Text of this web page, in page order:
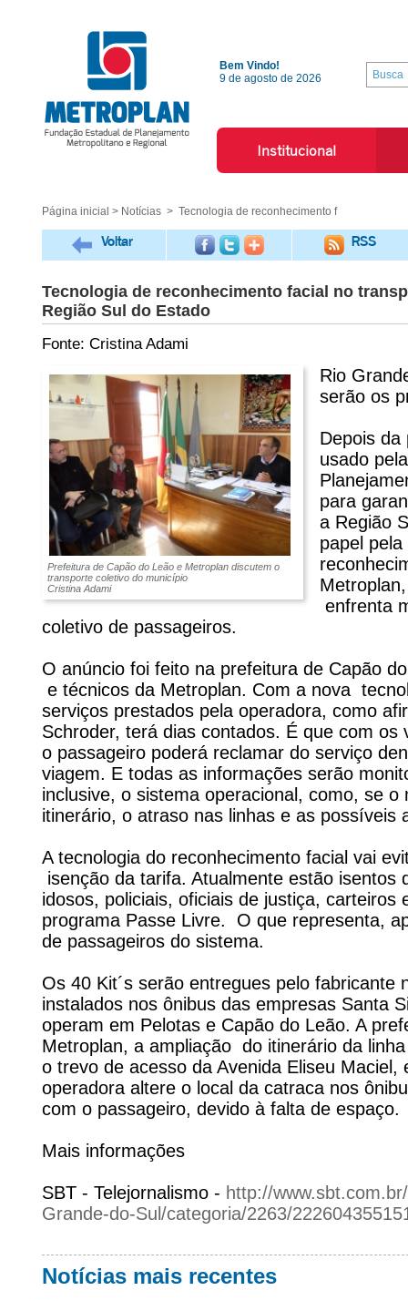
Bem Vindo!
9 de agosto de 2026
Institucional
Página inicial > Notícias > Tecnologia de reconhecimento f
Voltar RSS
Tecnologia de reconhecimento facial no
Região Sul do Estado
Fonte: Cristina Adami
Prefeitura de Capão do Leão e Metroplan discutem o
transporte coletivo do município
Cristina Adami
Rio
serão os
Depois da
usado
para
a Região
papel
enfrenta
coletivo de passageiros.
O anúncio foi feito na prefeitura de Capão
e técnicos da Metroplan. Com a nova
serviços prestados pela operadora, como
Schroder, terá dias contados. É que com os
o passageiro poderá reclamar do serviço
viagem. E todas as informações serão
inclusive, o sistema operacional, como, se
itinerário, o atraso nas linhas e as possíveis
A tecnologia do reconhecimento facial vai
isenção da tarifa. Atualmente estão isentos
idosos, policiais, oficiais de justiça, carteiros
programa Passe Livre. O que representa,
de passageiros do sistema.
Os 40 Kit´s serão entregues pelo fabricante
instalados nos ônibus das empresas Santa
operam em Pelotas e Capão do Leão. A
Metroplan, a ampliação do itinerário da
o trevo de acesso da Avenida Eliseu
operadora altere o local da catraca nos
com o passageiro, devido à falta de
Mais informações
SBT - Telejornalismo - http://
Grande-do-Sul/categoria/2263/
Notícias mais recentes